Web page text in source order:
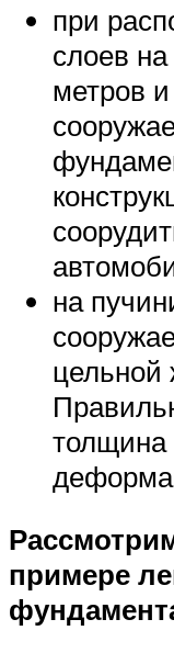
при
слоев
метров
на
цельной
толщина
примере